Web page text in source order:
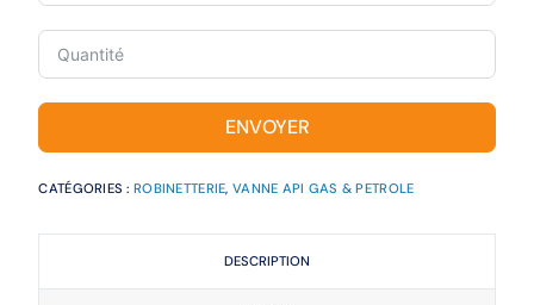
ENVOYER
CATÉGORIES :ROBINETTERIE, VANNE API GAS & PETROLE
DESCRIPTION